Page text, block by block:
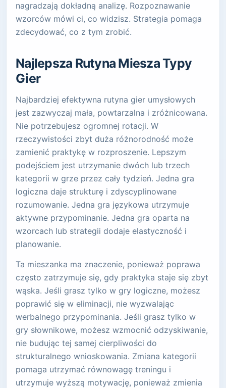
nagradzają dokładną analizę. Rozpoznawanie
wzorców mówi ci, co widzisz. Strategia pomaga
zdecydować, co z tym zrobić.
Najlepsza Rutyna Miesza Typy
Gier
Najbardziej efektywna rutyna gier umysłowych
jest zazwyczaj mała, powtarzalna i zróżnicowana.
Nie potrzebujesz ogromnej rotacji. W
rzeczywistości zbyt duża różnorodność może
zamienić praktykę w rozproszenie. Lepszym
podejściem jest utrzymanie dwóch lub trzech
kategorii w grze przez cały tydzień. Jedna gra
logiczna daje strukturę i zdyscyplinowane
rozumowanie. Jedna gra językowa utrzymuje
aktywne przypominanie. Jedna gra oparta na
wzorcach lub strategii dodaje elastyczność i
planowanie.
Ta mieszanka ma znaczenie, ponieważ poprawa
często zatrzymuje się, gdy praktyka staje się zbyt
wąska. Jeśli grasz tylko w gry logiczne, możesz
poprawić się w eliminacji, nie wyzwalając
werbalnego przypominania. Jeśli grasz tylko w
gry słownikowe, możesz wzmocnić odzyskiwanie,
nie budując tej samej cierpliwości do
strukturalnego wnioskowania. Zmiana kategorii
pomaga utrzymać równowagę treningu i
utrzymuje wyższą motywację, ponieważ zmienia